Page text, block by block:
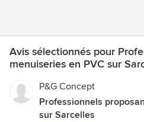
Avis sélectionnés pour
menuiseries en PVC sur
P&G Concept
Professionnels
sur Sarcelles